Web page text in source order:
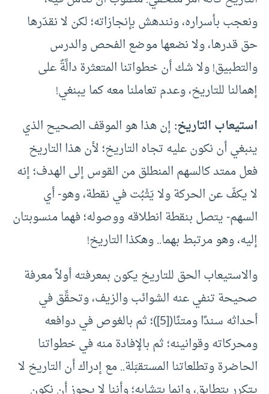
ونعجب بأسراره، ونندهش بإنجازاته؛ لكن لا نقدّرها
حق قدرها، ولا نضعها موضع الفحص والدرس
والتطبيق! ولا شك أن خطواتنا المتعثرة دالَّةٌ على
إهمالنا للتاريخ، وعدم تعاملنا معه كما يبنغي!
استيعاب التاريخ:إن هذا هو الموقف الصحيح الذي
ينبغي أن نكون عليه تجاه التاريخ؛ لأن هذا التاريخ
فعل ممتد كالسهم المنطلق من القوس إلى الهدف؛ إنه
لا يكفّ عن الحركة ولا يَثْبُت في نقطة، وهو- أي
السهم- يتصل بنقطة انطلاقه ووصوله؛ فهما منسوبتان
إليه، وهو مرتبط بهما.. وهكذا التاريخ!
والاستيعاب الحق للتاريخ يكون بمعرفته أولاً معرفة
صحيحة تنفي عنه الشوائب والزيف، وتحقِّق في
أحداثه سندًا ومتنًا([5] )؛ ثم بالغوص في دوافعه
ومحركاته وقوانينه؛ ثم بالإفادة منه في خطواتنا
الحاضرة وتطلعاتنا المستقبَلة.. مع إدراك أن التاريخ لا
يتكرر بتطابق، وإنما بتشابه؛ وأننا لا يجوز أن نكون